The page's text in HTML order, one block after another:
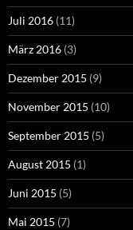
Juli 2016 (11)
März 2016 (3)
Dezember 2015 (9)
November 2015 (10)
September 2015 (5)
August 2015 (1)
Juni 2015 (5)
Mai 2015 (7)